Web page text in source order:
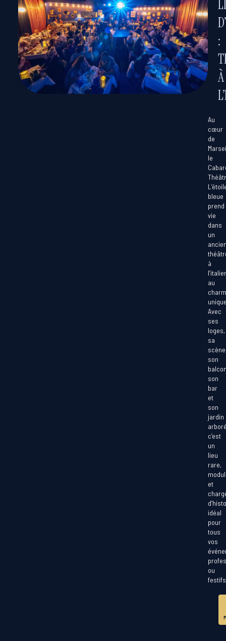
:
À
Au
cœur
de
le
bleue
prend
vie
dans
un
à
au
Avec
ses
loges,
sa
son
son
bar
et
son
jardin
c’est
un
lieu
rare,
et
idéal
pour
tous
vos
ou